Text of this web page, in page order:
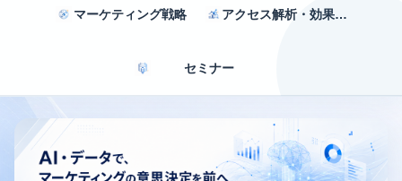
マーケティング戦略 アクセス解析・効果測定
セミナー